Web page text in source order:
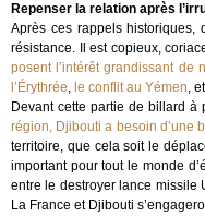
Repenser la relation après
Après ces rappels historiques,
résistance. Il est copieux,
posent l’intérêt grandissant de
l’Érythrée, le conflit au Yémen,
Devant cette partie de billard
région, Djibouti a besoin d’une
territoire, que cela soit le
important pour tout le monde
entre le destroyer lance missile
La France et Djibouti